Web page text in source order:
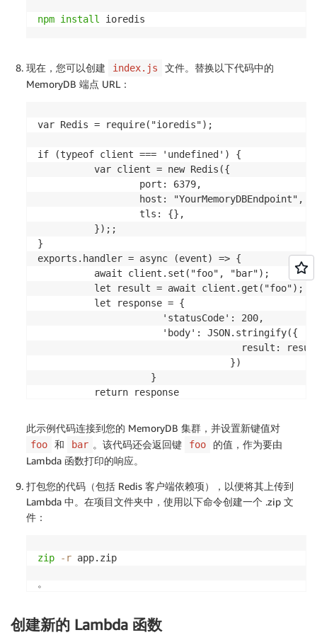
npm install ioredis
现在，您可以创建 index.js
文件。替换以下代码中的
MemoryDB 端点 URL：
var Redis = require("ioredis");
if (typeof client === 'undefined') {
          var client = new Redis({
                  port: 6379,
                  host: "YourMemoryDBEndpoint",
                  tls: {},
          });;
}
exports.handler = async (event) => {
          await client.set("foo", "bar");
          let result = await client.get("foo");
          let response = {
                      'statusCode': 200,
                      'body': JSON.stringify({
result:
                                  })
                    }
          return response
此示例代码连接到您的 MemoryDB 集群，并设置新键值对
foo 和 bar 。该代码还会返回键 foo
的值，作为要由
Lambda 函数打印的响应。
打包您的代码（包括 Redis 客户端依赖项），以便将其上传到
Lambda 中。在项目文件夹中，使用以下命令创建一个 .zip 文
件：
zip -r app.zip
。
创建新的 Lambda 函数